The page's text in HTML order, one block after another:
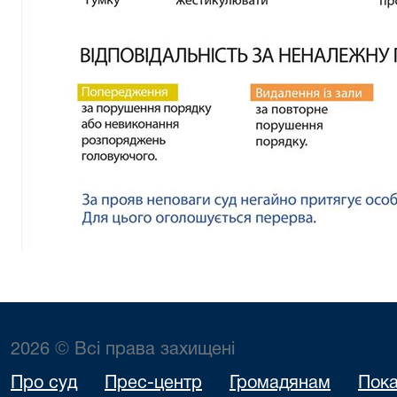
2026 © Всі права захищені
Про суд Прес-центр Громадянам